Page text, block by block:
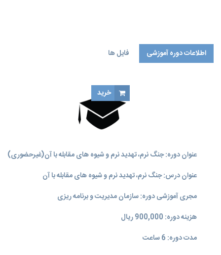
اطلاعات دوره آموزشی فایل ها
عنوان دوره: جنگ نرم، تهدید نرم و شیوه های مقابله با آن(غیرحضوری)
عنوان درس: جنگ نرم، تهدید نرم و شیوه های مقابله با آن
مجری آموزشی دوره: سازمان مدیریت و برنامه‌ ریزی
هزینه دوره: 900,000 ریال
مدت دوره: 6 ساعت
خرید